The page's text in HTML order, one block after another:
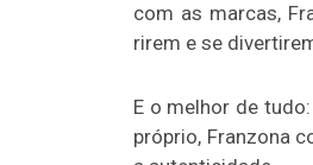
com as marcas,
rirem e se
E o melhor de
próprio, Franzona